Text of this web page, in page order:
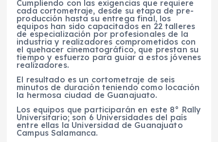
Cumpliendo con las exigencias que requiere
cada cortometraje, desde su etapa de pre-
producción hasta su entrega final, los
equipos han sido capacitados en 22 talleres
de especialización por profesionales de la
industria y realizadores comprometidos con
el quehacer cinematográfico, que prestan su
tiempo y esfuerzo para guiar a estos jóvenes
realizadores.
El resultado es un cortometraje de seis
minutos de duración teniendo como locación
la hermosa ciudad de Guanajuato.
Los equipos que participarán en este 8° Rally
Universitario; son 6 Universidades del país
entre ellas la Universidad de Guanajuato
Campus Salamanca.